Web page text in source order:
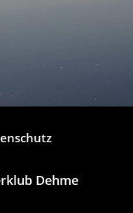
Dehme